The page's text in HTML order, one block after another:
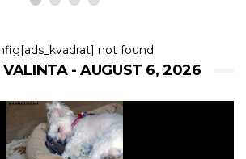
not found
- AUGUST 6, 2026